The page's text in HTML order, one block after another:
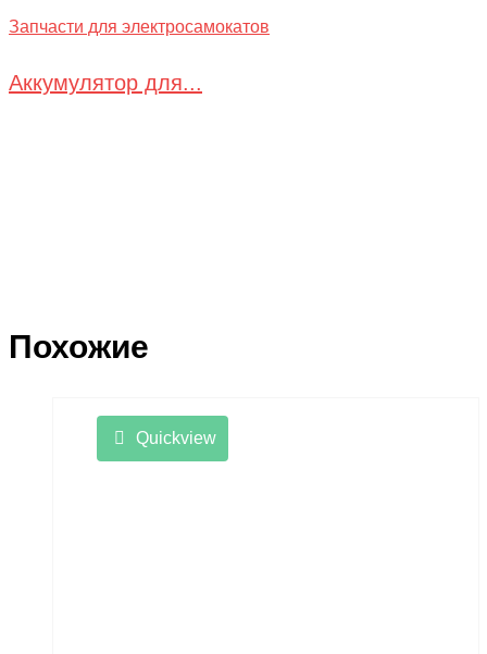
Запчасти для электросамокатов
Аккумулятор для...
Похожие
Quickview